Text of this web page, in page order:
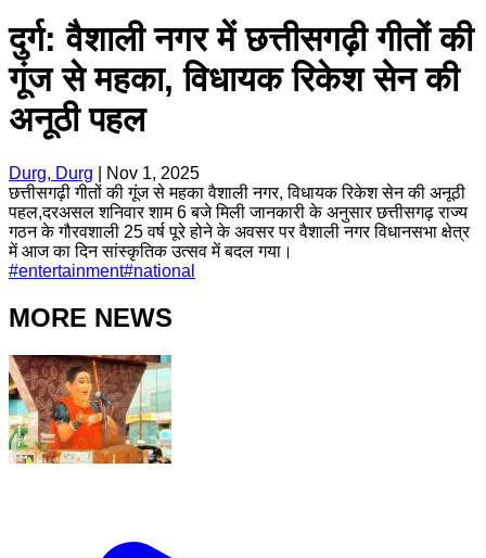
दुर्ग: वैशाली नगर में छत्तीसगढ़ी गीतों की
गूंज से महका, विधायक रिकेश सेन की
अनूठी पहल
Durg, Durg
Nov 1, 2025
छत्तीसगढ़ी गीतों की गूंज से महका वैशाली नगर, विधायक रिकेश सेन की अनूठी
पहल,दरअसल शनिवार शाम 6 बजे मिली जानकारी के अनुसार छत्तीसगढ़ राज्य
गठन के गौरवशाली 25 वर्ष पूरे होने के अवसर पर वैशाली नगर विधानसभा क्षेत्र
में आज का दिन सांस्कृतिक उत्सव में बदल गया।
#entertainment#national
MORE NEWS